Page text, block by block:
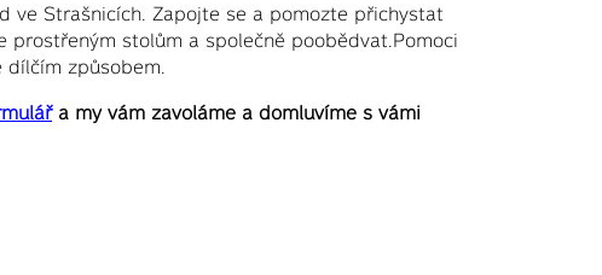
ve Strašnicích. Zapojte se a pomozte přichystat
stolům a společně poobědvat.Pomoci
způsobem.
a my vám zavoláme a domluvíme s vámi